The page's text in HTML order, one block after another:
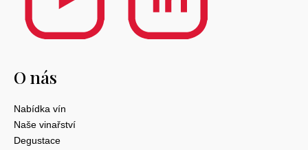
O nás
Nabídka vín
Naše vinařství
Degustace